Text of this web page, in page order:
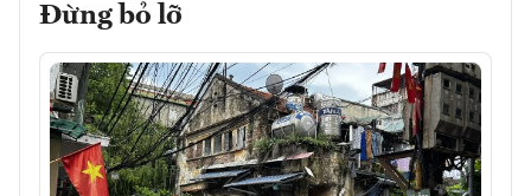
Đừng bỏ lỡ